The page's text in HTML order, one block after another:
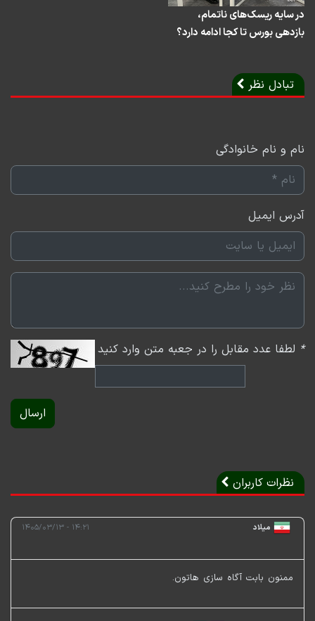
در سایه ریسک‌های ناتمام،
بازدهی بورس تا کجا ادامه دارد؟
تبادل نظر
نام و نام خانوادگی
آدرس ایمیل
* لطفا عدد مقابل را در جعبه متن وارد کنید
ارسال
نظرات کاربران
میلاد ۱۴:۲۱ - ۱۴۰۵/۰۳/۱۳
ممنون بابت آگاه سازی هاتون.